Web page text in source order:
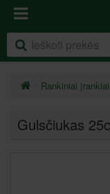
Rankiniai įrankiai
Gulsčiukas